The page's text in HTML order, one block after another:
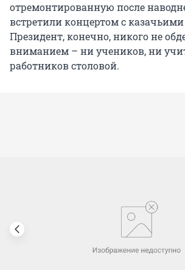
отремонтированную после
встретили концертом с
Президент, конечно, никого не
вниманием – ни учеников, ни
работников столовой.